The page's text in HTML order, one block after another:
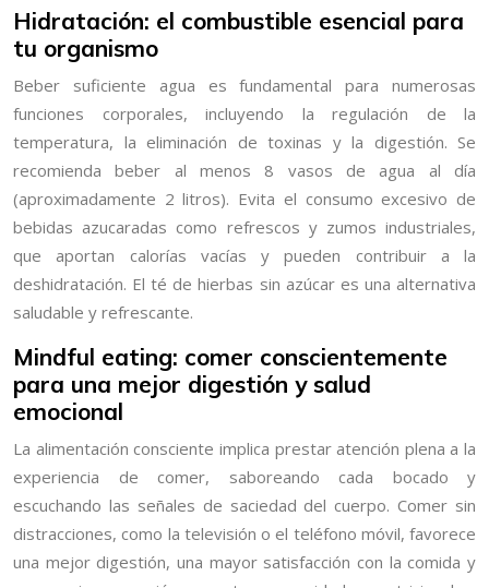
Hidratación: el combustible esencial para
tu organismo
Beber suficiente agua es fundamental para numerosas
funciones corporales, incluyendo la regulación de la
temperatura, la eliminación de toxinas y la digestión. Se
recomienda beber al menos 8 vasos de agua al día
(aproximadamente 2 litros). Evita el consumo excesivo de
bebidas azucaradas como refrescos y zumos industriales,
que aportan calorías vacías y pueden contribuir a la
deshidratación. El té de hierbas sin azúcar es una alternativa
saludable y refrescante.
Mindful eating: comer conscientemente
para una mejor digestión y salud
emocional
La alimentación consciente implica prestar atención plena a la
experiencia de comer, saboreando cada bocado y
escuchando las señales de saciedad del cuerpo. Comer sin
distracciones, como la televisión o el teléfono móvil, favorece
una mejor digestión, una mayor satisfacción con la comida y